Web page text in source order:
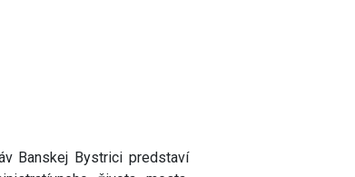
Banskej Bystrici predstaví